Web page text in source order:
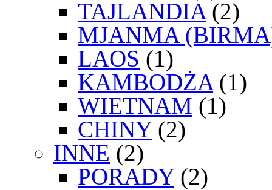
TAJLANDIA(2)
MJANMA
LAOS (1)
KAMBODŻA(1)
WIETNAM (1)
CHINY(2)
INNE (2)
PORADY(2)